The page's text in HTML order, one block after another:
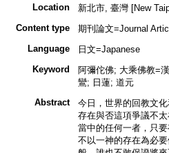
Location
新北市, 臺灣 [New
Content type
期刊論文=Journal
Language
日文=Japanese
Keyword
阿彌佗佛; 大乘佛教=
鸞; 日蓮; 道元
Abstract
今日，世界的回教文
存在與否這項爭議不
當中的任何一者，只
不以一神的存在為必